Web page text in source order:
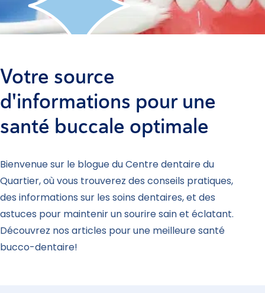
Votre source
d'informations pour une
santé buccale optimale
Bienvenue sur le blogue du Centre dentaire du
Quartier, où vous trouverez des conseils pratiques,
des informations sur les soins dentaires, et des
astuces pour maintenir un sourire sain et éclatant.
Découvrez nos articles pour une meilleure santé
bucco-dentaire!